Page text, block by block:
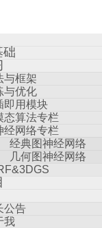
础
与框架
与优化
即用模块
态算法专栏
经网络专栏
经典图神经网络
几何图神经网络
公告
我